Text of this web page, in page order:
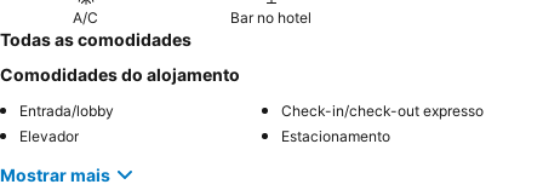
A/C Bar no hotel
Todas as comodidades
Comodidades do alojamento
Entrada/lobby
Check-in/check-out expresso
Elevador
Estacionamento
Mostrar mais